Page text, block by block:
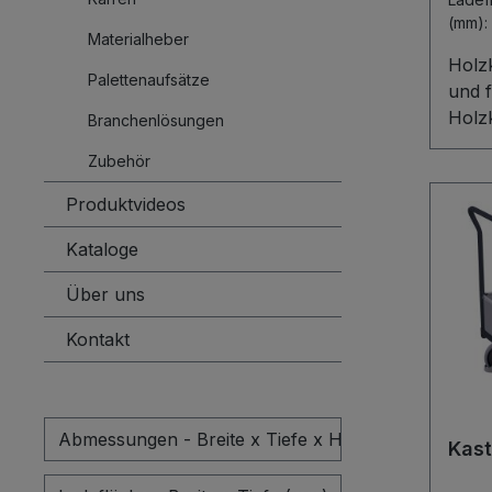
Materialheber
Palettenaufsätze
Branchenlösungen
Zubehör
Produktvideos
Kataloge
Über uns
Kontakt
Abmessungen - Breite x Tiefe x Höhe (mm)
(mm):
und
L-
und